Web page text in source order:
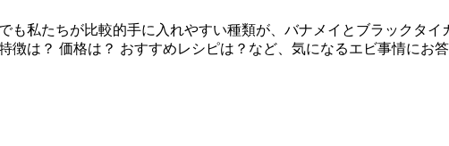
も私たちが比較的手に入れやすい種類が、バナメイとブラックタ
は？ 価格は？ おすすめレシピは？など、気になるエビ事情にお